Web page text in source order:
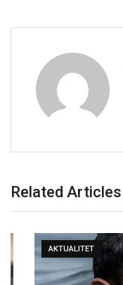
Related Articles
AKTUALITET